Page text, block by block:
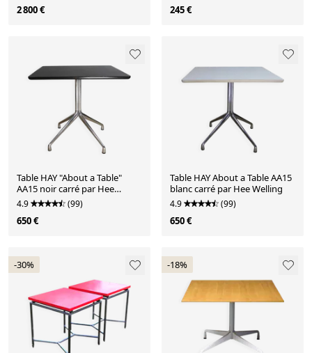
2 800 € 245 €
Table HAY "About a Table"
AA15 noir carré par Hee
Welling
4.9 (99)
650 €
Table HAY About a Table AA15
blanc carré par Hee Welling
4.9 (99)
650 €
-30% -18%